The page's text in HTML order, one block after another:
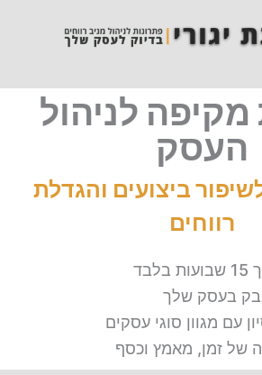
מקיפה לניהול
העסק
ביצועים והגדלת
רווחים
בעסק שלך
של זמן, מאמץ וכסף